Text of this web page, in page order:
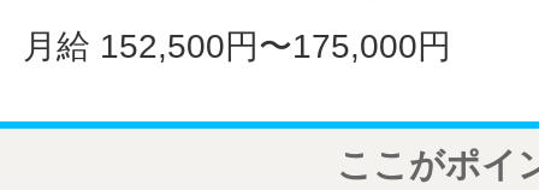
月給 152,500円〜175,000円
ここがポイ